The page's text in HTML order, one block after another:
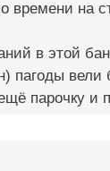
времени на
в этой
пагоды вели
парочку и